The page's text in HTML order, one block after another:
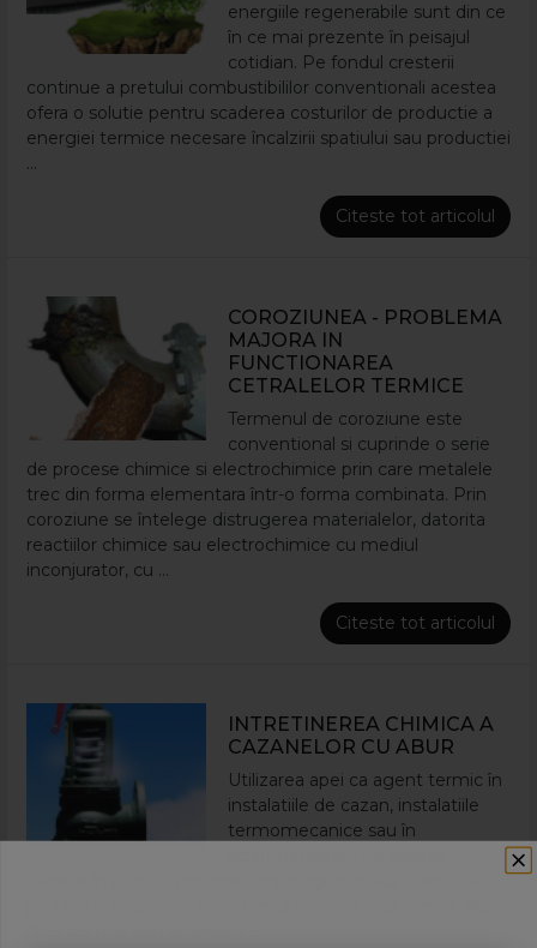
energiile regenerabile sunt din ce
în ce mai prezente în peisajul
cotidian. Pe fondul cresterii
continue a pretului combustibililor conventionali acestea
ofera o solutie pentru scaderea costurilor de productie a
energiei termice necesare încalzirii spatiului sau productiei
...
Citeste tot articolul
COROZIUNEA - PROBLEMA
MAJORA IN
FUNCTIONAREA
CETRALELOR TERMICE
Termenul de coroziune este
conventional si cuprinde o serie
de procese chimice si electrochimice prin care metalele
trec din forma elementara într-o forma combinata. Prin
coroziune se întelege distrugerea materialelor, datorita
reactiilor chimice sau electrochimice cu mediul
inconjurator, cu ...
Citeste tot articolul
INTRETINEREA CHIMICA A
CAZANELOR CU ABUR
Utilizarea apei ca agent termic în
instalatiile de cazan, instalatiile
termomecanice sau în